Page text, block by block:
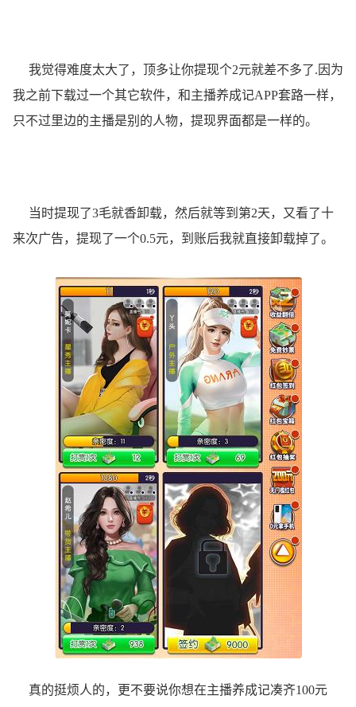
我觉得难度太大了，顶多让你提现个2元就差不多了.因为
我之前下载过一个其它软件，和主播养成记APP套路一样，
只不过里边的主播是别的人物，提现界面都是一样的。
当时提现了3毛就香卸载，然后就等到第2天，又看了十
来次广告，提现了一个0.5元，到账后我就直接卸载掉了。
真的挺烦人的，更不要说你想在主播养成记凑齐100元